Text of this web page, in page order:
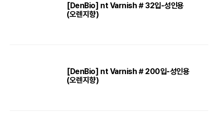
[DenBio] nt Varnish # 32입-성인용
(오렌지향)
[DenBio] nt Varnish # 200입-성인용
(오렌지향)